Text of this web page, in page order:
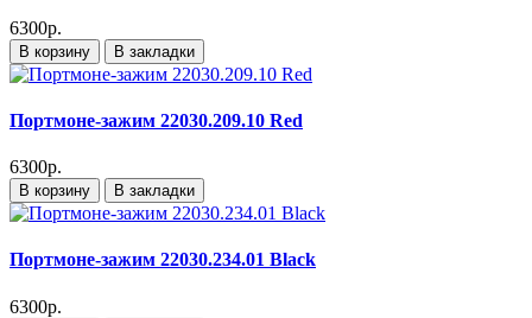
6300р.
В корзину В закладки
Портмоне-зажим 22030.209.10 Red
6300р.
В корзину В закладки
Портмоне-зажим 22030.234.01 Black
6300р.